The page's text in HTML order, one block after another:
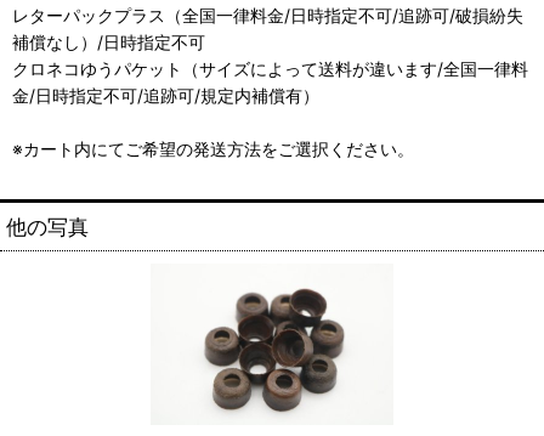
レターパックプラス（全国一律料金/日時指定不可/追跡可/破損紛失
補償なし）/日時指定不可
クロネコゆうパケット（サイズによって送料が違います/全国一律料
金/日時指定不可/追跡可/規定内補償有）
※カート内にてご希望の発送方法をご選択ください。
他の写真